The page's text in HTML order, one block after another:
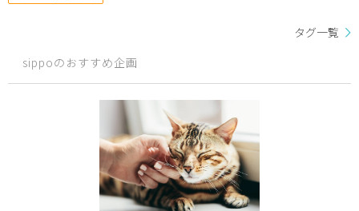
タグ一覧
sippoのおすすめ企画